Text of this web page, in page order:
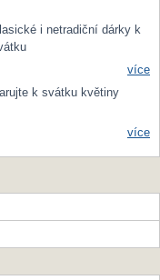
i netradiční dárky k
více
k svátku květiny
více